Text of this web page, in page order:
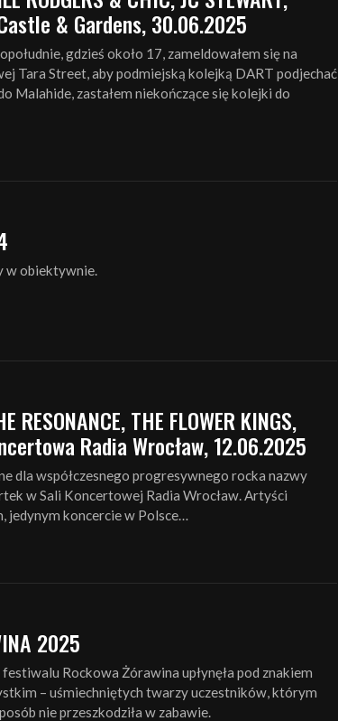
& Gardens, 30.06.2025
gdzieś około 17, zameldowałem się na
Tara Street, aby podmiejską kolejką DART podjechać
Malahide, zastałem niekończące się kolejki do
w obiektywnie.
RESONANCE, THE FLOWER KINGS,
Radia Wrocław, 12.06.2025
dla współczesnego progresywnego rocka nazwy
w Sali Koncertowej Radia Wrocław. Artyści
jedynym koncercie w Polsce…
2025
Rockowa Żórawina upłynęła pod znakiem
– uśmiechniętych twarzy uczestników, którym
nie przeszkodziła w zabawie.